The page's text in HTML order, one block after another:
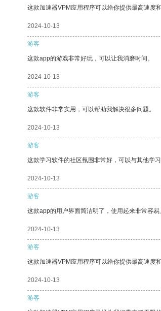
这款加速器VPM应用程序可以给你提供最高速度
2024-10-13
游客
这款app的游戏非常好玩，可以让我消磨时间。
2024-10-13
游客
这款软件非常实用，可以帮助我解决很多问题。
2024-10-13
游客
这款学习软件的社区氛围非常好，可以与其他学习
2024-10-13
游客
这款app的用户界面简洁明了，使用起来非常容易
2024-10-13
游客
这款加速器VPM应用程序可以给你提供最高速度
2024-10-13
游客